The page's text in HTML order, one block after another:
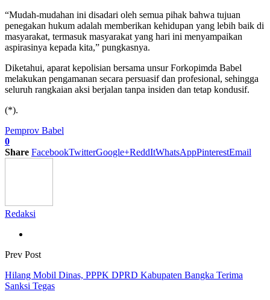
“Mudah-mudahan ini disadari oleh semua pihak bahwa tujuan
penegakan hukum adalah memberikan kehidupan yang lebih baik di
masyarakat, termasuk masyarakat yang hari ini menyampaikan
aspirasinya kepada kita,” pungkasnya.
Diketahui, aparat kepolisian bersama unsur Forkopimda Babel
melakukan pengamanan secara persuasif dan profesional, sehingga
seluruh rangkaian aksi berjalan tanpa insiden dan tetap kondusif.
(*).
Pemprov Babel
0
Share FacebookTwitterGoogle+ReddItWhatsAppPinterestEmail
Redaksi
Prev Post
Hilang Mobil Dinas, PPPK DPRD Kabupaten Bangka Terima
Sanksi Tegas